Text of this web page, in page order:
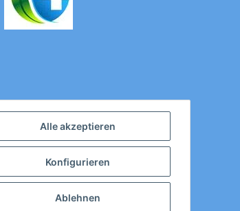
Alle akzeptieren
Konfigurieren
Ablehnen